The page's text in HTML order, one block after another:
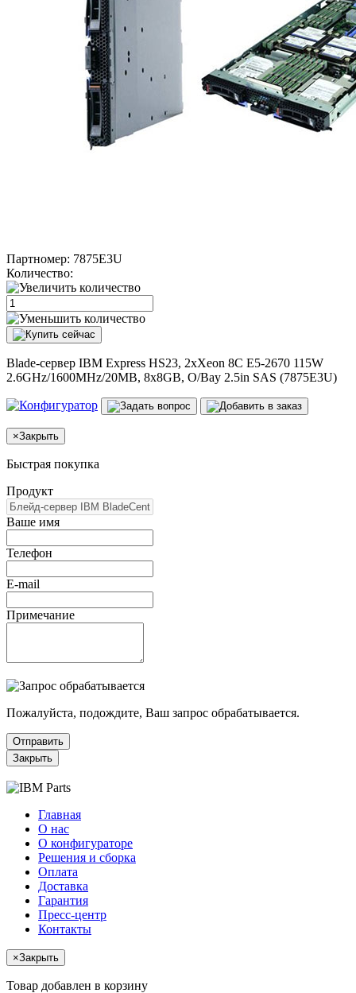
Партномер: 7875E3U
Количество:
Blade-сервер IBM Express HS23, 2xXeon 8C E5-2670 115W
2.6GHz/1600MHz/20MB, 8x8GB, O/Bay 2.5in SAS (7875E3U)
×Закрыть
Быстрая покупка
Продукт
Ваше имя
Телефон
E-mail
Примечание
Пожалуйста, подождите, Ваш запрос обрабатывается.
Отправить
Закрыть
Главная
О нас
О конфигураторе
Решения и сборка
Оплата
Доставка
Гарантия
Пресс-центр
Контакты
×Закрыть
Товар добавлен в корзину